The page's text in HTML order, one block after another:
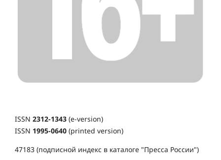
ISSN 2312-1343 (e-version)
ISSN 1995-0640 (printed version)
47183 (подписной индекс в каталоге "Пресса России")